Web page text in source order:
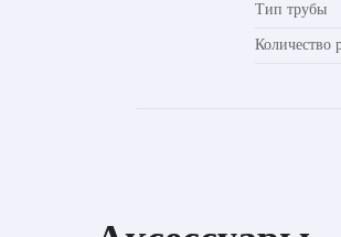
Тип трубы
Количество